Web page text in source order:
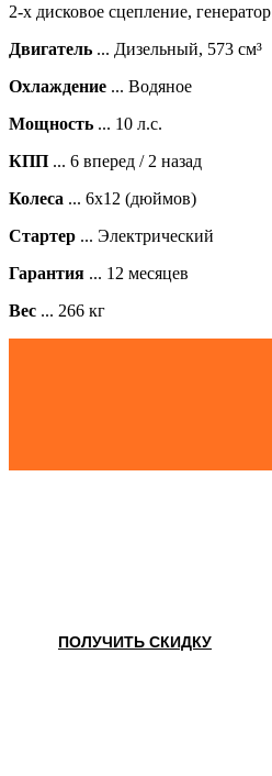
2-х дисковое сцепление, генератор
Двигатель ... Дизельный, 573 см³
Охлаждение ... Водяное
Мощность ... 10 л.с.
КПП ... 6 вперед / 2 назад
Колеса ... 6х12 (дюймов)
Стартер ... Электрический
Гарантия ... 12 месяцев
Вес ... 266 кг
ПОЛУЧИТЬ СКИДКУ